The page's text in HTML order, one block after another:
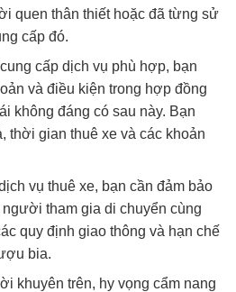
quen thân thiết hoặc đã từng sử
cấp đó.
cấp dịch vụ phù hợp, bạn
và điều kiện trong hợp đồng
không đáng có sau này. Bạn
thời gian thuê xe và các khoản
vụ thuê xe, bạn cần đảm bảo
tham gia di chuyển cùng
quy định giao thông và hạn chế
bia.
khuyên trên, hy vọng cẩm nang